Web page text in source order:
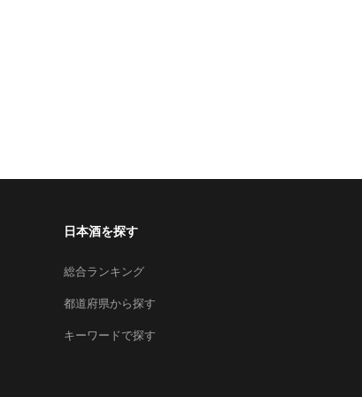
日本酒を探す
総合ランキング
都道府県から探す
キーワードで探す